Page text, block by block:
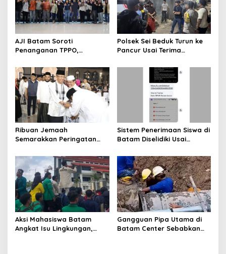
AJI Batam Soroti
Penanganan TPPO,
Sama Pentingnya dengan
Penegakan Hukum
Polsek Sei Beduk Turun ke
Pancur Usai Terima
Pengancaman Keluarga
Ditangani Polisi
Ribuan Jemaah
Semarakkan Peringatan
Agung Batam
Sistem Penerimaan Siswa di
Batam Diselidiki Usai
Dokumen
Aksi Mahasiswa Batam
Angkat Isu Lingkungan,
Gangguan Pipa Utama di
Batam Center Sebabkan